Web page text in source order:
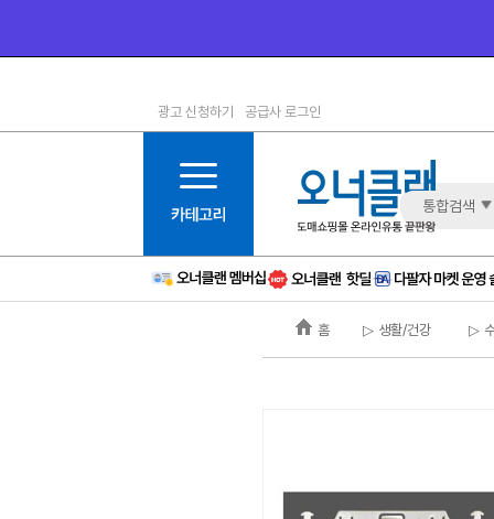
1등급
6등급
11등급
12등급
15등급
16등급
광고 신청하기 공급사 로그인
통합검색
홈 ▷ 생활/건강 ▷